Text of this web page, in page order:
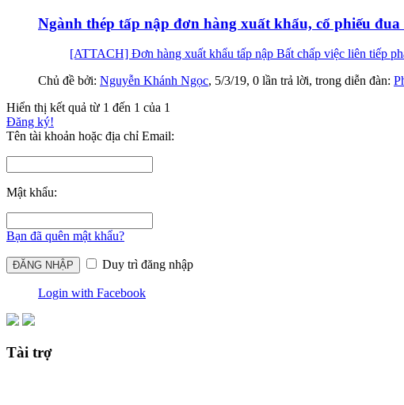
Ngành thép tấp nập đơn hàng xuất khẩu, cổ phiếu
[ATTACH] Đơn hàng xuất khẩu tấp nập Bất chấp việc liên tiếp
Chủ đề bởi: Nguyễn Khánh Ngọc, 5/3/19, 0 lần trả lời, trong diễn đàn:
Hiển thị kết quả từ 1 đến 1 của 1
Đăng ký!
Tên tài khoản hoặc địa chỉ Email:
Mật khẩu:
Bạn đã quên mật khẩu?
Duy trì đăng nhập
Login with Facebook
Tài trợ